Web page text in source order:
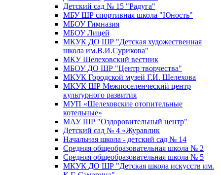
Детский сад № 15 "Радуга"
МБУ ШР спортивная школа "Юность"
МБОУ Гимназия
МБОУ Лицей
МКУК ДО ШР "Детская художественная
школа им.В.И.Сурикова"
МКУ Шелеховский вестник
МБОУ ДО ШР "Центр творчества"
МКУК Городской музей Г.И. Шелехова
МКУК ШР Межпоселенческий центр
культурного развития
МУП «Шелеховские отопительные
котельные»
МАУ ШР "Оздоровительный центр"
Детский сад № 4 «Журавлик
Начальная школа - детский сад № 14
Средняя общеобразовательная школа № 2
Средняя общеобразовательная школа № 5
МКУК ДО ШР "Детская школа искусств им.